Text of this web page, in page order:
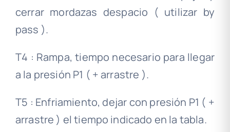
cerrar mordazas despacio ( utilizar by
pass ).
T4 : Rampa, tiempo necesario para llegar
a la presión P1 ( + arrastre ).
T5 : Enfriamiento, dejar con presión P1 ( +
arrastre ) el tiempo indicado en la tabla.